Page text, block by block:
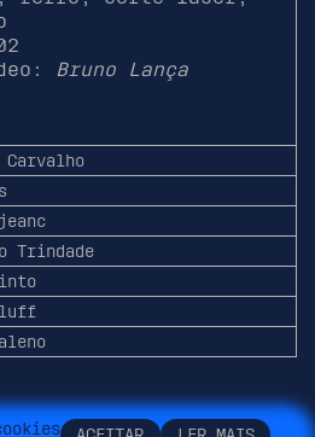
ooki es
Bruno Lança
Trindade